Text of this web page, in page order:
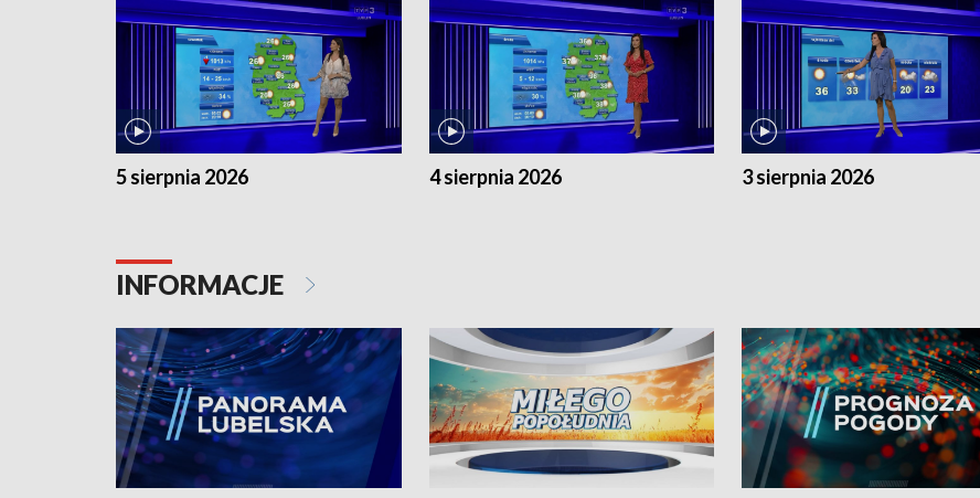
5 sierpnia 2026 4 sierpnia 2026 3 sierpnia 2026
INFORMACJE